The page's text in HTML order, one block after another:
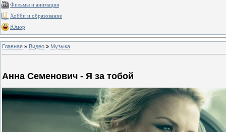
Фильмы и анимация
Хобби и образование
Юмор
Главная » Видео » Музыка
Анна Семенович - Я за тобой